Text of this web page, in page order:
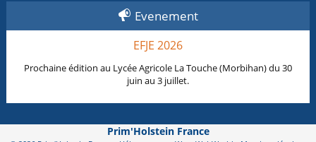
Evenement
EFJE 2026
Prochaine édition au Lycée Agricole La Touche (Morbihan) du 30
juin au 3 juillet.
Prim'Holstein France